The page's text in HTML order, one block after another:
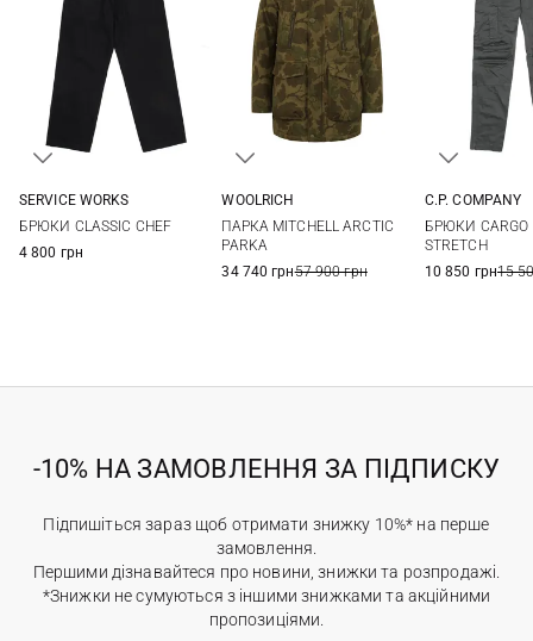
SERVICE WORKS
БРЮКИ CLASSIC CHEF
4 800 грн
WOOLRICH
ПАРКА MITCHELL ARCTIC
PARKA
34 740 грн57 900 грн
54
C.P. COMPANY
БРЮКИ CARGO
STRETCH
10 850 грн15
-10% НА ЗАМОВЛЕННЯ ЗА ПІДПИСКУ
Підпишіться зараз щоб отримати знижку 10%* на перше
замовлення.
Першими дізнавайтеся про новини, знижки та розпродажі.
*Знижки не сумуються з іншими знижками та акційними
пропозиціями.